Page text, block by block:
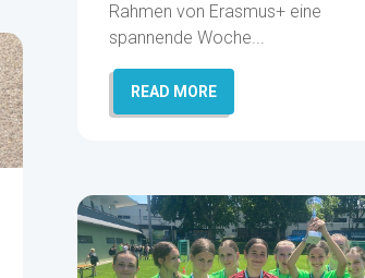
Rahmen von Erasmus+ eine
spannende Woche...
READ MORE